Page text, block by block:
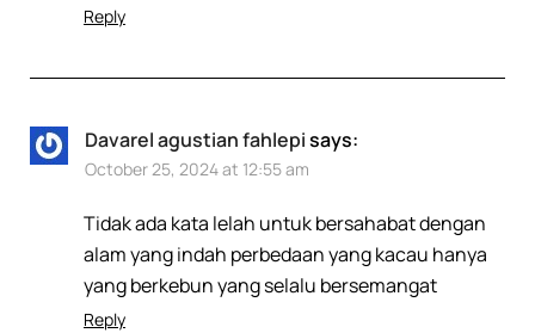
Reply
Davarel agustian fahlepisays:
October 25, 2024 at 12:55 am
Tidak ada kata lelah untuk bersahabat dengan
alam yang indah perbedaan yang kacau hanya
yang berkebun yang selalu bersemangat
Reply